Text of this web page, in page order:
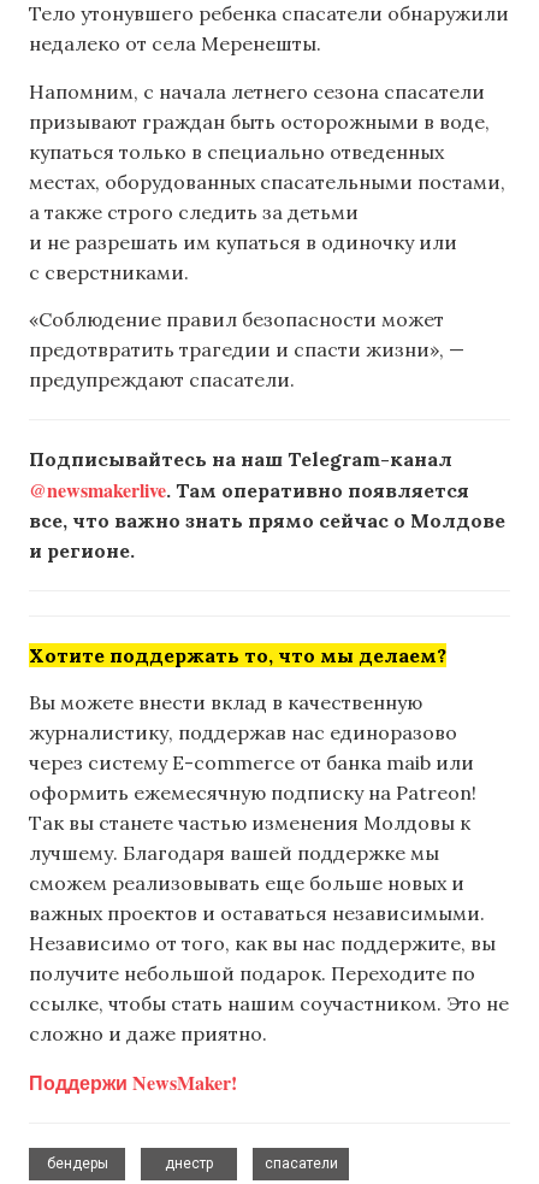
Тело утонувшего ребенка спасатели обнаружили
недалеко от села Меренешты.
Напомним, с начала летнего сезона спасатели
призывают граждан быть осторожными в воде,
купаться только в специально отведенных
местах, оборудованных спасательными постами,
а также строго следить за детьми
и не разрешать им купаться в одиночку или
с сверстниками.
«Соблюдение правил безопасности может
предотвратить трагедии и спасти жизни», —
предупреждают спасатели.
Подписывайтесь на наш Telegram-канал
@newsmakerlive. Там оперативно появляется
все, что важно знать прямо сейчас о Молдове
и регионе.
Хотите поддержать то, что мы делаем?
Вы можете внести вклад в качественную
журналистику, поддержав нас единоразово
через систему E-commerce от банка maib или
оформить ежемесячную подписку на Patreon!
Так вы станете частью изменения Молдовы к
лучшему. Благодаря вашей поддержке мы
сможем реализовывать еще больше новых и
важных проектов и оставаться независимыми.
Независимо от того, как вы нас поддержите, вы
получите небольшой подарок. Переходите по
ссылке, чтобы стать нашим соучастником. Это не
сложно и даже приятно.
Поддержи NewsMaker!
бендеры
днестр
спасатели